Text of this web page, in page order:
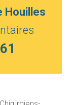
Houilles